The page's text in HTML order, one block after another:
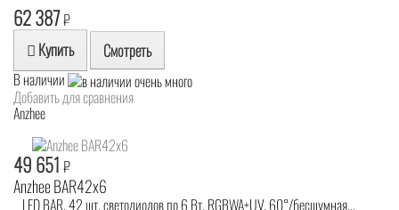
62 387₽
Купить Смотреть
В наличии
Добавить для сравнения
Anzhee
49 651 ₽
Anzhee BAR42x6
LED BAR, 42 шт. светодиодов по 6 Вт, RGBWA+UV, 60°/бесшумная...